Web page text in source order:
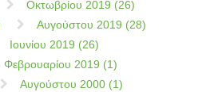
Οκτωβρίου 2019 (26)
Αυγούστου 2019 (28)
Ιουνίου 2019 (26)
Φεβρουαρίου 2019 (1)
Αυγούστου 2000 (1)